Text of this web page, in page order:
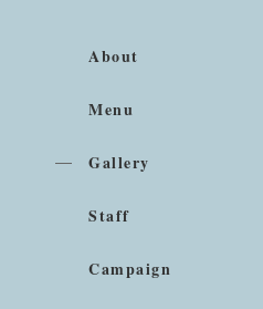
About
Menu
Gallery
Staff
Campaign